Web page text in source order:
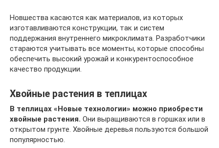
Новшества касаются как материалов, из которых
изготавливаются конструкции, так и систем
поддержания внутреннего микроклимата. Разработчики
стараются учитывать все моменты, которые способны
обеспечить высокий урожай и конкурентоспособное
качество продукции.
Хвойные растения в теплицах
В теплицах «Новые технологии» можно приобрести
хвойные растения. Они выращиваются в горшках или в
открытом грунте. Хвойные деревья пользуются большой
популярностью.